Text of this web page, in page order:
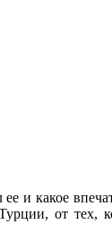
и какое
от тех,